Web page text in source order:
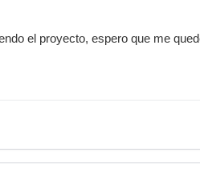
el proyecto, espero que me